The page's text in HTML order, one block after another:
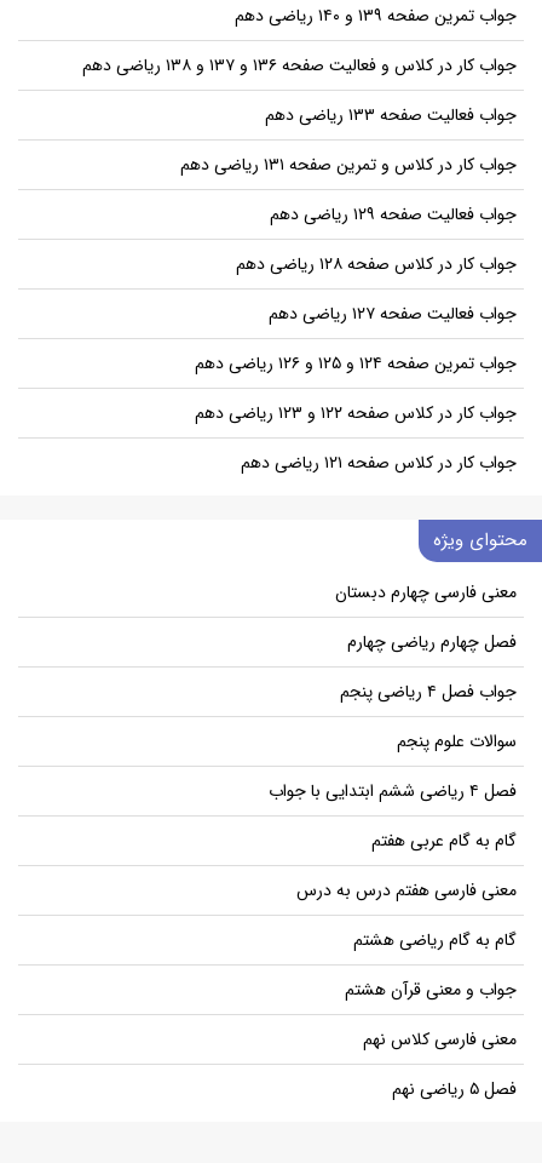
جواب تمرین صفحه ۱۳۹ و ۱۴۰ ریاضی دهم
جواب کار در کلاس و فعالیت صفحه ۱۳۶ و ۱۳۷ و ۱۳۸ ریاضی دهم
جواب فعالیت صفحه ۱۳۳ ریاضی دهم
جواب کار در کلاس و تمرین صفحه ۱۳۱ ریاضی دهم
جواب فعالیت صفحه ۱۲۹ ریاضی دهم
جواب کار در کلاس صفحه ۱۲۸ ریاضی دهم
جواب فعالیت صفحه ۱۲۷ ریاضی دهم
جواب تمرین صفحه ۱۲۴ و ۱۲۵ و ۱۲۶ ریاضی دهم
جواب کار در کلاس صفحه ۱۲۲ و ۱۲۳ ریاضی دهم
جواب کار در کلاس صفحه ۱۲۱ ریاضی دهم
محتوای ویژه
معنی فارسی چهارم دبستان
فصل چهارم ریاضی چهارم
جواب فصل ۴ ریاضی پنجم
سوالات علوم پنجم
فصل ۴ ریاضی ششم ابتدایی با جواب
گام به گام عربی هفتم
معنی فارسی هفتم درس به درس
گام به گام ریاضی هشتم
جواب و معنی قرآن هشتم
معنی فارسی کلاس نهم
فصل ۵ ریاضی نهم